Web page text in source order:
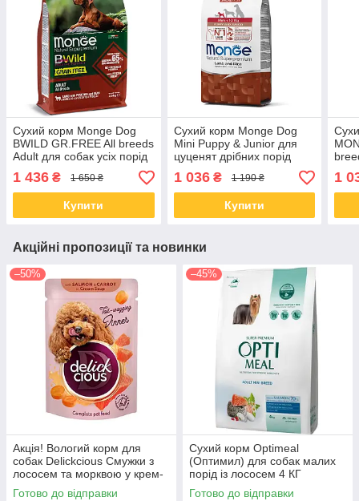
Сухий корм Monge Dog
BWILD GR.FREE All breeds
Adult для собак усіх порід
ягня 2.5КГ
1 436 ₴ 1 650 ₴
Купити
Сухий корм Monge Dog
Mini Puppy & Junior для
цуценят дрібних порід
ягня з рисом, 2.5 КГ
1 036₴ 1 190 ₴
Купити
1
Акційні пропозиції та новинки
–50%
Акція! Вологий корм для
собак Delickcious Смужки з
лососем та морквою у крем-
супі 85 гр 12 шт
Готово до відправки
–45%
Сухий корм Optimeal
(Оптимил) для собак малих
порід із лососем 4 КГ
Готово до відправки